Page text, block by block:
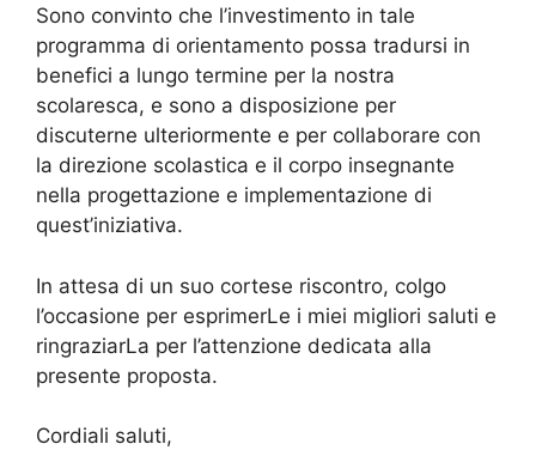
Sono convinto che l’investimento in tale
programma di orientamento possa tradursi in
benefici a lungo termine per la nostra
scolaresca, e sono a disposizione per
discuterne ulteriormente e per collaborare con
la direzione scolastica e il corpo insegnante
nella progettazione e implementazione di
quest’iniziativa.
In attesa di un suo cortese riscontro, colgo
l’occasione per esprimerLe i miei migliori saluti e
ringraziarLa per l’attenzione dedicata alla
presente proposta.
Cordiali saluti,